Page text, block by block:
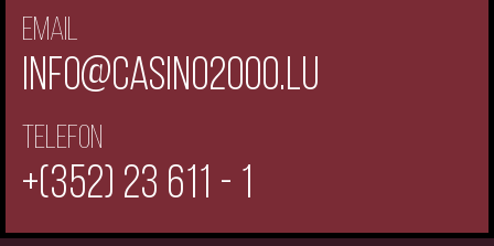
Email
info@casino2000.lu
Telefon
+(352) 23 611 - 1